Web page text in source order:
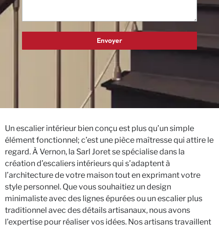
Un escalier intérieur bien conçu est plus qu’un simple
élément fonctionnel; c’est une pièce maîtresse qui attire le
regard. À Vernon, la Sarl Joret se spécialise dans la
création d’escaliers intérieurs qui s’adaptent à
l’architecture de votre maison tout en exprimant votre
style personnel. Que vous souhaitiez un design
minimaliste avec des lignes épurées ou un escalier plus
traditionnel avec des détails artisanaux, nous avons
l’expertise pour réaliser vos idées. Nos artisans travaillent